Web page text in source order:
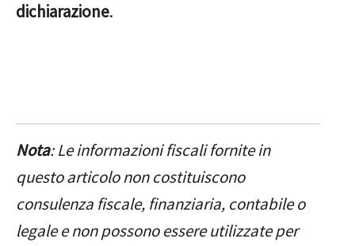
dichiarazione.
Nota: Le informazioni fiscali fornite in
questo articolo non costituiscono
consulenza fiscale, finanziaria, contabile o
legale e non possono essere utilizzate per